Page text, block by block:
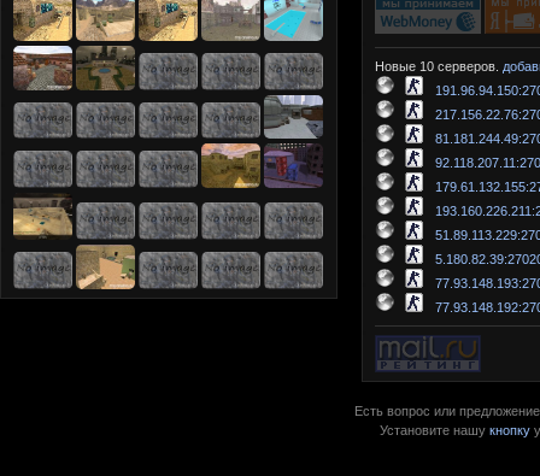
Новые 10 серверов.
Есть вопрос или
Установите нашукнопку